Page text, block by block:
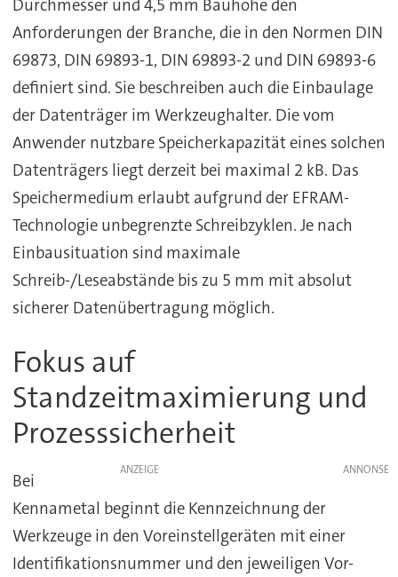
Durchmesser und 4,5 mm Bauhöhe den
Anforderungen der Branche, die in den Normen DIN
69873, DIN 69893-1, DIN 69893-2 und DIN 69893-6
definiert sind. Sie beschreiben auch die Einbaulage
der Datenträger im Werkzeughalter. Die vom
Anwender nutzbare Speicherkapazität eines solchen
Datenträgers liegt derzeit bei maximal 2 kB. Das
Speichermedium erlaubt aufgrund der EFRAM-
Technologie unbegrenzte Schreibzyklen. Je nach
Einbausituation sind maximale
Schreib-/Leseabstände bis zu 5 mm mit absolut
sicherer Datenübertragung möglich.
Fokus auf
Standzeitmaximierung und
Prozesssicherheit
ANZEIGE
Bei
Kennametal beginnt die Kennzeichnung der
Werkzeuge in den Voreinstellgeräten mit einer
Identifikationsnummer und den jeweiligen Vor-